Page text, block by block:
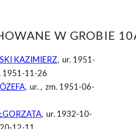
W GROBIE
KAZIMIERZ, ur. 1951-
1951-11-26
, ur. , zm. 1951-06-
, ur. 1932-10-